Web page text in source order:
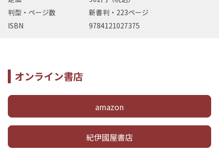
判型・ページ数
新書判・223ページ
ISBN
9784121027375
オンライン書店
amazon
紀伊國屋書店